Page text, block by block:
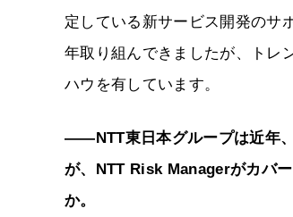
定している新サービス開発のサ
年取り組んできましたが、トレ
ハウを有しています。
――NTT東日本グループは近年
が、NTT Risk Managerがカバ
か。